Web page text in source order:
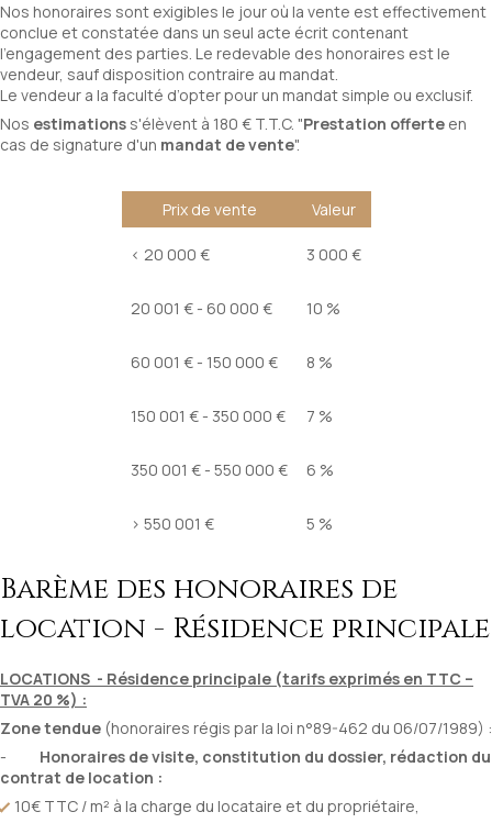
Nos honoraires sont exigibles le jour où la vente est effectivement
conclue et constatée dans un seul acte écrit contenant
l’engagement des parties. Le redevable des honoraires est le
vendeur, sauf disposition contraire au mandat.
Le vendeur a la faculté d’opter pour un mandat simple ou exclusif.
Nos estimations s'élèvent à 180 € T.T.C. "Prestation offerte en
cas de signature d'un mandat de vente".
Prix de vente Valeur
< 20 000 € 3 000 €
20 001 € - 60 000 € 10 %
60 001 € - 150 000 € 8 %
150 001 € - 350 000 € 7 %
350 001 € - 550 000 € 6 %
> 550 001 € 5 %
Barème des honoraires de
location - Résidence principale
LOCATIONS - Résidence principale (tarifs exprimés en TTC –
TVA 20 %) :
Zone tendue (honoraires régis par la loi n°89-462 du 06/07/1989) :
- Honoraires de visite, constitution du dossier, rédaction du
contrat de location :
10€ TTC / m² à la charge du locataire et du propriétaire,